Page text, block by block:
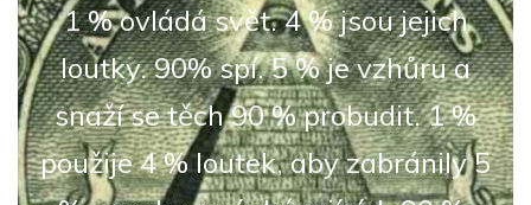
1 % ovládá svět. 4 % jsou jejich
loutky. 90% spí. 5 % je vzhůru a
snaží se těch 90 % probudit. 1 %
použije 4 % loutek, aby zabránily 5